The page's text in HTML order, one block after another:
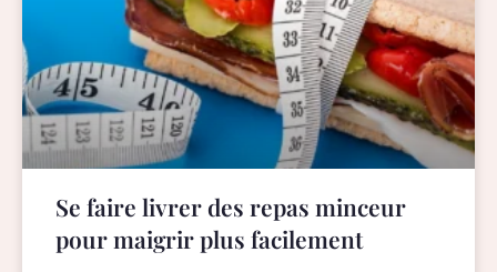
Se faire livrer des repas minceur
pour maigrir plus facilement